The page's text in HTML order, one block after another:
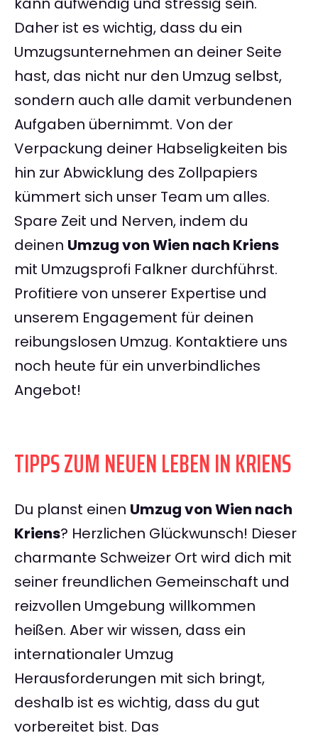
Daher ist es wichtig, dass du ein
Umzugsunternehmen an deiner Seite
hast, das nicht nur den Umzug selbst,
sondern auch alle damit verbundenen
Aufgaben übernimmt. Von der
Verpackung deiner Habseligkeiten bis
hin zur Abwicklung des Zollpapiers
kümmert sich unser Team um alles.
Spare Zeit und Nerven, indem du
deinen Umzug von Wien nach Kriens
mit Umzugsprofi Falkner durchführst.
Profitiere von unserer Expertise und
unserem Engagement für deinen
reibungslosen Umzug. Kontaktiere uns
noch heute für ein unverbindliches
Angebot!
TIPPS ZUM NEUEN LEBEN IN KRIENS
Du planst einen Umzug von Wien nach
Kriens? Herzlichen Glückwunsch! Dieser
charmante Schweizer Ort wird dich mit
seiner freundlichen Gemeinschaft und
reizvollen Umgebung willkommen
heißen. Aber wir wissen, dass ein
internationaler Umzug
Herausforderungen mit sich bringt,
deshalb ist es wichtig, dass du gut
vorbereitet bist. Das